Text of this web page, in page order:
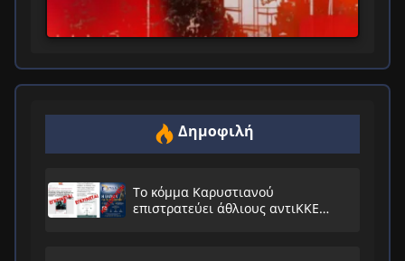
Δημοφιλή
Το κόμμα Καρυστιανού
επιστρατεύει άθλιους αντιΚΚΕ